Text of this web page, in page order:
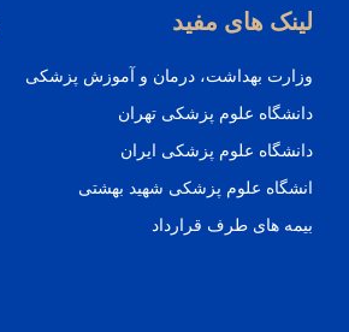
لینک های مفید
وزارت بهداشت، درمان و آموزش پزشکی
دانشگاه علوم پزشکی تهران
دانشگاه علوم پزشکی ایران
انشگاه علوم پزشکی شهید بهشتی
بیمه های طرف قرارداد